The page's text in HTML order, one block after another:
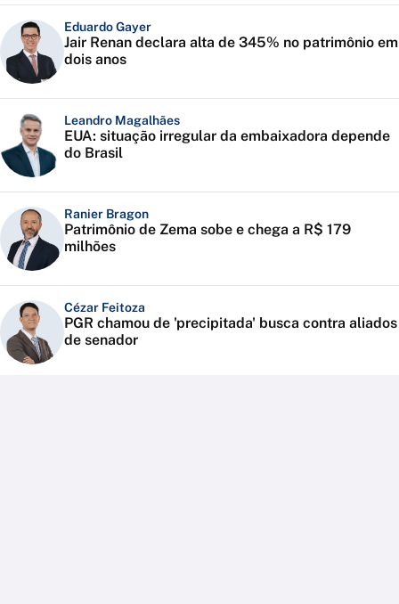
Eduardo Gayer
Jair Renan declara alta de 345% no patrimônio em
dois anos
Leandro Magalhães
EUA: situação irregular da embaixadora depende
do Brasil
Ranier Bragon
Patrimônio de Zema sobe e chega a R$ 179
milhões
Cézar Feitoza
PGR chamou de 'precipitada' busca contra aliados
de senador